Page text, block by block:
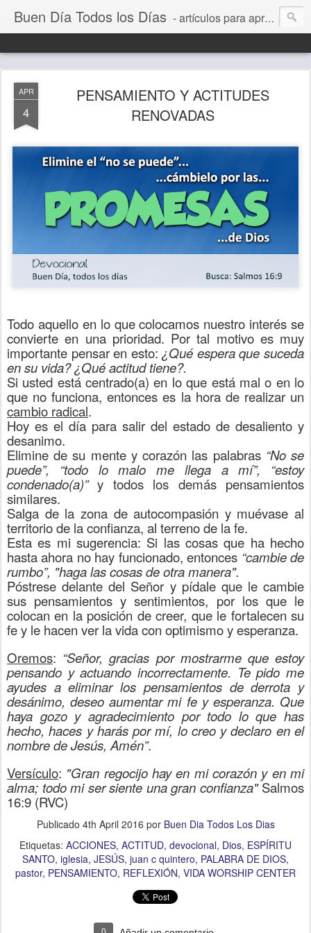
Buen Día Todos los Días - artículos para aprender a vivir mejor, un día a la vez. Por Juan C Quintero
APR
4
PENSAMIENTO Y ACTITUDES
RENOVADAS
Todo aquello en lo que colocamos nuestro interés se
convierte en una prioridad. Por tal motivo es muy
importante pensar en esto:¿Qué espera que suceda
en su vida? ¿Qué actitud tiene?.
Si usted está centrado(a) en lo que está mal o en lo
que no funciona, entonces es la hora de realizar un
cambio radical.
Hoy es el día para salir del estado de desaliento y
desanimo.
Elimine de su mente y corazón las palabras “No se
puede”, “todo lo malo me llega a mí”, “estoy
condenado(a)”y todos los demás pensamientos
similares.
Salga de la zona de autocompasión y muévase al
territorio de la confianza, al terreno de la fe.
Esta es mi sugerencia: Si las cosas que ha hecho
hasta ahora no hay funcionado, entonces “cambie de
rumbo”, "haga las cosas de otra manera".
Póstrese delante del Señor y pídale que le cambie
sus pensamientos y sentimientos, por los que le
colocan en la posición de creer, que le fortalecen su
fe y le hacen ver la vida con optimismo y esperanza.
Oremos: “Señor, gracias por mostrarme que estoy
pensando y actuando incorrectamente. Te pido me
ayudes a eliminar los pensamientos de derrota y
desánimo, deseo aumentar mi fe y esperanza. Que
haya gozo y agradecimiento por todo lo que has
hecho, haces y harás por mí, lo creo y declaro en el
nombre de Jesús, Amén”.
Versículo: "Gran regocijo hay en mi corazón y en mi
alma; todo mi ser siente una gran confianza"Salmos
16:9 (RVC)
Publicado 4th April 2016 por Buen Dia Todos Los Dias
Etiquetas: ACCIONES ACTITUD devocional Dios ESPÍRITU
SANTO iglesia JESÚS juan c quintero PALABRA DE DIOS
pastor PENSAMIENTO REFLEXIÓN VIDA WORSHIP CENTER